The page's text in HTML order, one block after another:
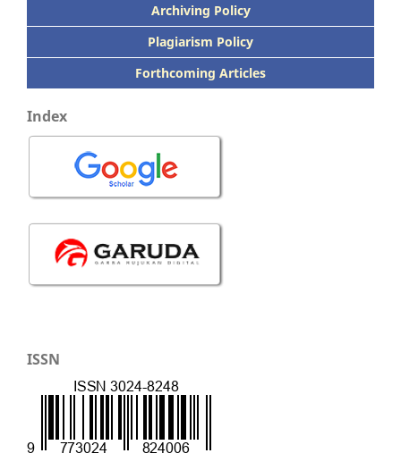
Archiving Policy
Plagiarism Policy
Forthcoming Articles
Index
ISSN